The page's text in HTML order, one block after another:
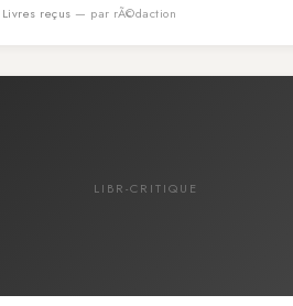
Livres reçus — par rÃ©daction
LIBR-CRITIQUE